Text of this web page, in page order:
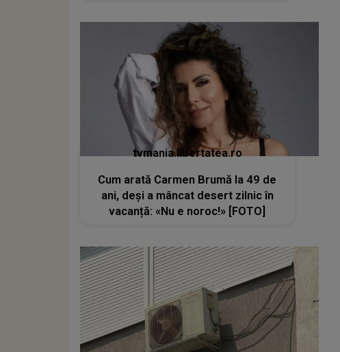
tvmania.libertatea.ro
Cum arată Carmen Brumă la 49 de
ani, deși a mâncat desert zilnic în
vacanță: «Nu e noroc!» [FOTO]